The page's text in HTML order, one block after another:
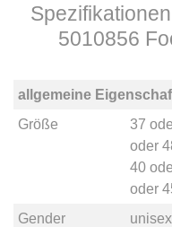
5010856
allgemeine
Größe
37
oder
40
oder
Gender
unisex